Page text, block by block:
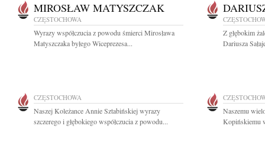
MIROSŁAW MATYSZCZAK
CZĘSTOCHOWA
Wyrazy współczucia z powodu śmierci Mirosława
Matyszczaka byłego Wiceprezesa...
Z głębokim
Dariusza
CZĘSTOCHOWA
Naszej Koleżance Annie Sztabińskiej wyrazy
szczerego i głębokiego współczucia z powodu...
Naszemu
Kopińskiemu